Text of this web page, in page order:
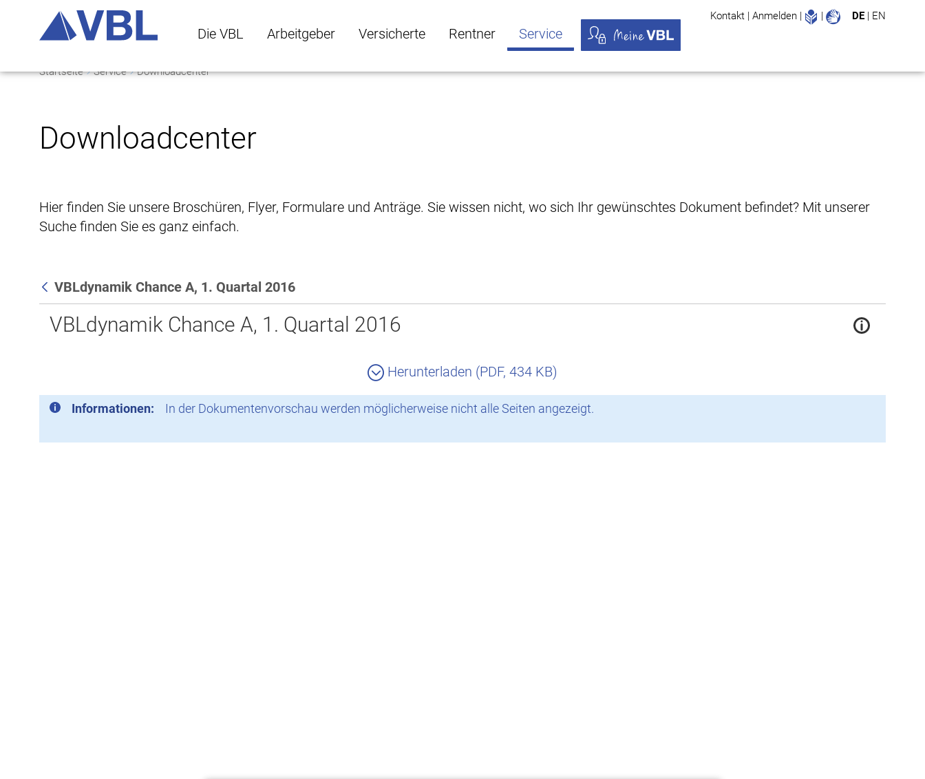
Die VBL Arbeitgeber Versicherte Rentner Service
Kontakt | Anmelden | Leichte Sprache
| DE | EN
Startseite Service Downloadcenter
Downloadcenter
Hier finden Sie unsere Broschüren, Flyer, Formulare und Anträge. Sie wissen nicht, wo sich Ihr gewünschtes Dokument befindet? Mit unserer
Suche finden Sie es ganz einfach.
Zurück
VBLdynamik Chance A, 1. Quartal 2016
VBLdynamik Chance A, 1. Quartal 2016
Herunterladen (PDF, 434 KB)
Informationen: In der Dokumentenvorschau werden möglicherweise nicht alle Seiten angezeigt.